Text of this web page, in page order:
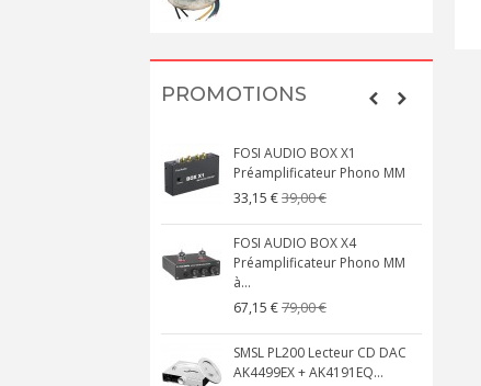
PROMOTIONS
FOSI AUDIO BOX X1
Préamplificateur Phono MM
33,15 €39,00 €
FOSI AUDIO BOX X4
Préamplificateur Phono MM
à...
67,15 €79,00 €
SMSL PL200 Lecteur CD DAC
AK4499EX + AK4191EQ...